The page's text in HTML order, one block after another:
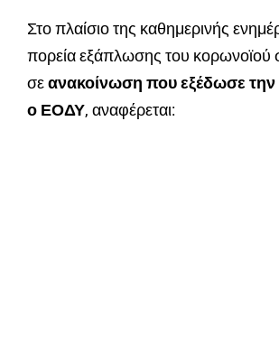
Στο πλαίσιο της καθημερινής
πορεία εξάπλωσης του κορωνοϊού
σεανακοίνωση που εξέδωσε
ο ΕΟΔΥ, αναφέρεται: